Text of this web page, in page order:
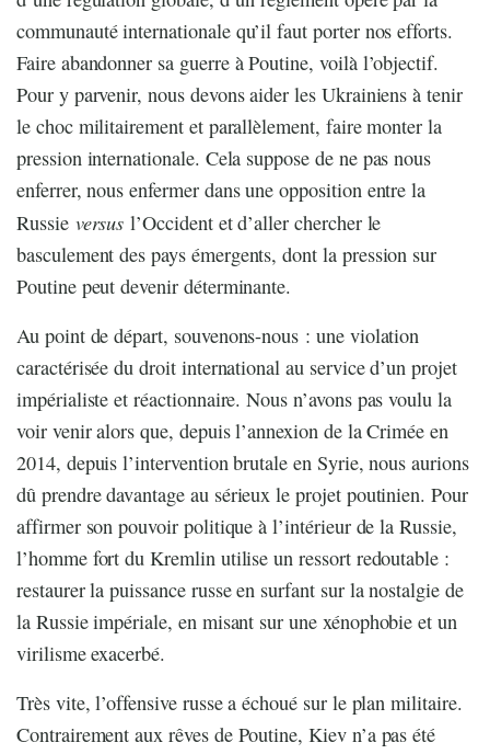
communauté internationale qu’il faut porter nos efforts.
Faire abandonner sa guerre à Poutine, voilà l’objectif.
Pour y parvenir, nous devons aider les Ukrainiens à tenir
le choc militairement et parallèlement, faire monter la
pression internationale. Cela suppose de ne pas nous
enferrer, nous enfermer dans une opposition entre la
Russie versus l’Occident et d’aller chercher le
basculement des pays émergents, dont la pression sur
Poutine peut devenir déterminante.
Au point de départ, souvenons-nous : une violation
caractérisée du droit international au service d’un projet
impérialiste et réactionnaire. Nous n’avons pas voulu la
voir venir alors que, depuis l’annexion de la Crimée en
2014, depuis l’intervention brutale en Syrie, nous aurions
dû prendre davantage au sérieux le projet poutinien. Pour
affirmer son pouvoir politique à l’intérieur de la Russie,
l’homme fort du Kremlin utilise un ressort redoutable :
restaurer la puissance russe en surfant sur la nostalgie de
la Russie impériale, en misant sur une xénophobie et un
virilisme exacerbé.
Très vite, l’offensive russe a échoué sur le plan militaire.
Contrairement aux rêves de Poutine, Kiev n’a pas été